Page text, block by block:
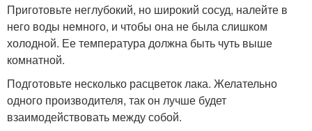
Приготовьте неглубокий, но широкий сосуд, налейте в
него воды немного, и чтобы она не была слишком
холодной. Ее температура должна быть чуть выше
комнатной.
Подготовьте несколько расцветок лака. Желательно
одного производителя, так он лучше будет
взаимодействовать между собой.